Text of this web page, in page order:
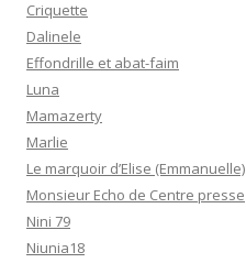
Criquette
Dalinele
Effondrille et abat-faim
Luna
Mamazerty
Marlie
Le marquoir d’Elise (Emmanuelle)
Monsieur Echo de Centre presse
Nini 79
Niunia18